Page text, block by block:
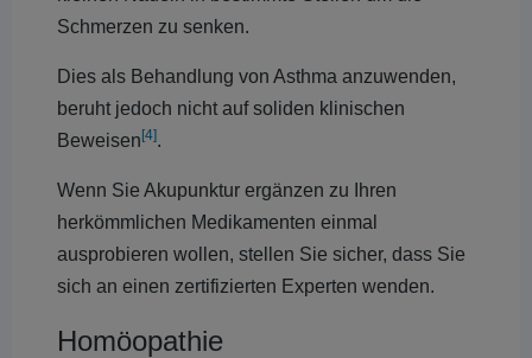
Schmerzen zu senken.
Dies als Behandlung von Asthma anzuwenden,
beruht jedoch nicht auf soliden klinischen
Beweisen [4].
Wenn Sie Akupunktur ergänzen zu Ihren
herkömmlichen Medikamenten einmal
ausprobieren wollen, stellen Sie sicher, dass Sie
sich an einen zertifizierten Experten wenden.
Homöopathie